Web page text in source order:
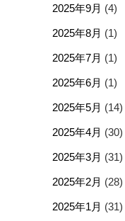
2025年9月 (4)
2025年8月 (1)
2025年7月 (1)
2025年6月 (1)
2025年5月 (14)
2025年4月 (30)
2025年3月 (31)
2025年2月 (28)
2025年1月 (31)